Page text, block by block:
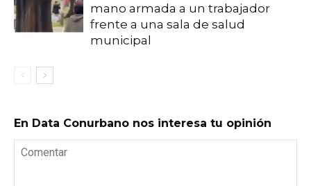
mano armada a un trabajador
frente a una sala de salud
municipal
En Data Conurbano nos interesa tu opinión